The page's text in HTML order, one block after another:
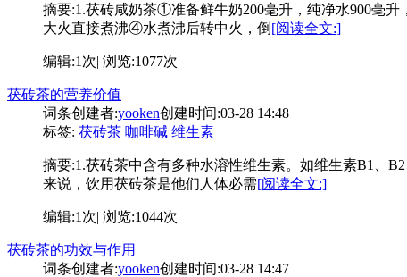
摘要:1.茯砖咸奶茶①准备鲜牛奶200毫升，纯净水900毫
大火直接煮沸④水煮沸后转中火，倒 [阅读全文:]
编辑:1次| 浏览:1077次
茯砖茶的营养价值
词条创建者:yooken创建时间:03-28 14:48
标签: 茯砖茶 咖啡碱 维生素
摘要:1.茯砖茶中含有多种水溶性维生素。如维生素B1、
来说，饮用茯砖茶是他们人体必需[阅读全文:]
编辑:1次| 浏览:1044次
茯砖茶的功效与作用
词条创建者:yooken创建时间:03-28 14:47